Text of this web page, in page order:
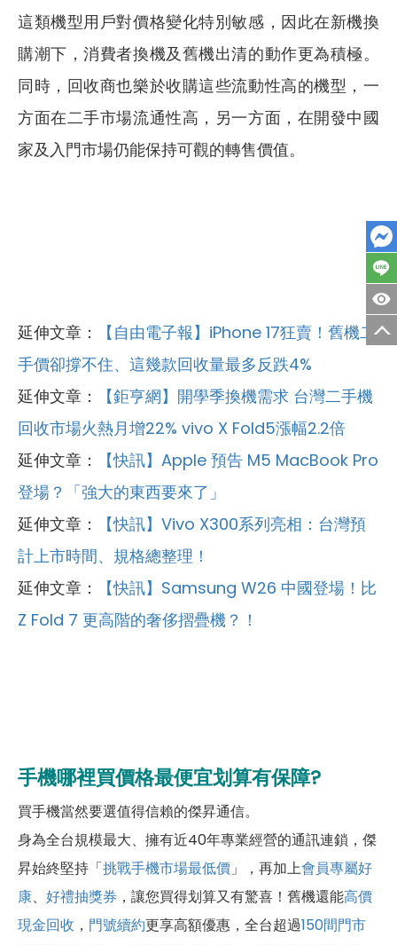
這類機型用戶對價格變化特別敏感，因此在新機換
購潮下，消費者換機及舊機出清的動作更為積極。
同時，回收商也樂於收購這些流動性高的機型，一
方面在二手市場流通性高，另一方面，在開發中國
家及入門市場仍能保持可觀的轉售價值。
延伸文章：
【自由電子報】iPhone 17狂賣！舊機二
手價卻撐不住、這幾款回收量最多反跌4%
延伸文章：
【鉅亨網】開學季換機需求 台灣二手機
回收市場火熱月增22% vivo X Fold5漲幅2.2倍
延伸文章：
【快訊】Apple 預告 M5 MacBook Pro
登場？「強大的東西要來了」
延伸文章：
【快訊】Vivo X300系列亮相：台灣預
計上市時間、規格總整理！
延伸文章：
【快訊】Samsung W26 中國登場！比
Z Fold 7 更高階的奢侈摺疊機？！
手機哪裡買價格最便宜划算有保障?
買手機當然要選值得信賴的傑昇通信。
身為全台規模最大、擁有近40年專業經營的通訊連鎖，傑
昇始終堅持「挑戰手機市場最低價 」，再加上會員專屬好
康、 好禮抽獎券 ，讓您買得划算又有驚喜！舊機還能高價
現金回收 ， 門號續約更享高額優惠，全台超過150間門市